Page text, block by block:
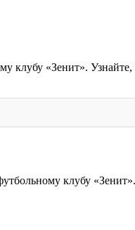
«Зенит».
клубу